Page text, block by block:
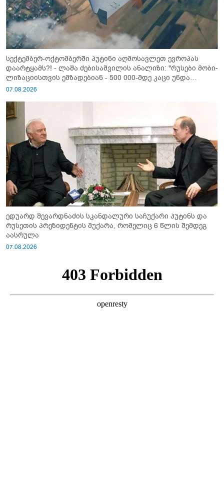
სექტემბერ-ოქტომბერში პუტინი აღმოსავლეთ ევროპას
დაარტყამს?! - ლაშა ძებისაშვილის ანალიზი: "რუსები მობი­
ლიზაციისთვის ემზადებიან - 500 000-მდე კაცი უნდა
გაიწვიონ ომში"
07.08.2026
ედუარდ შევარდნაძის სკანდალური საჩუქარი პუტინს და
რუსეთის პრეზიდენტის მუქარა, რომელიც 6 წლის შემდეგ
აასრულა
07.08.2026